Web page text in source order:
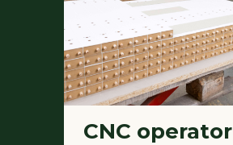
CNC operator